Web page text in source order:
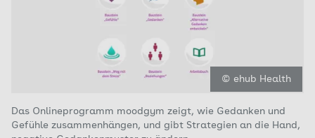
© ehub Health
Das Onlineprogramm moodgym zeigt, wie Gedanken und
Gefühle zusammenhängen, und gibt Strategien an die Hand,